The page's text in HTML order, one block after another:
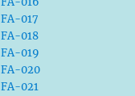
FA-017
FA-018
FA-019
FA-020
FA-021